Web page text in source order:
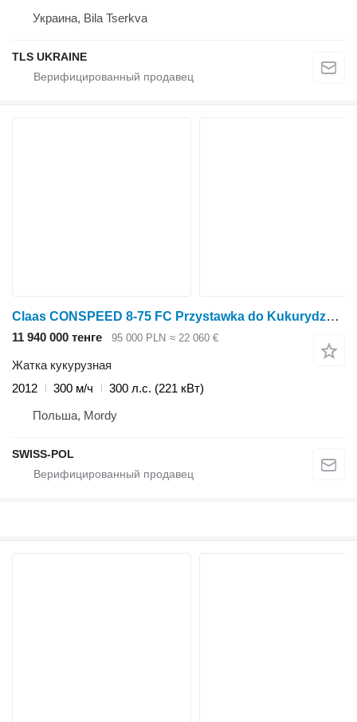
Украина, Bila Tserkva
TLS UKRAINE
Claas CONSPEED 8-75 FC Przystawka do Kukurydzy CONSPED 6-75 FC Capello
11 940 000 тенге 95 000 PLN ≈ 22 060 €
Жатка кукурузная
2012
300 м/ч
300 л.с. (221 кВт)
Польша, Mordy
SWISS-POL